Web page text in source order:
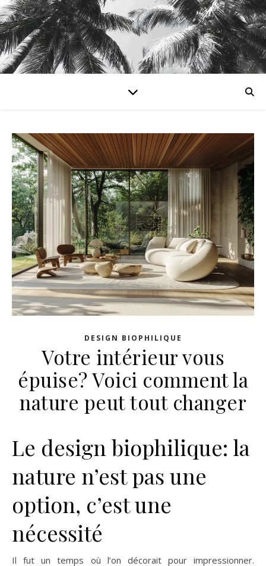
DESIGN BIOPHILIQUE
Votre intérieur vous
épuise? Voici comment la
nature peut tout changer
Le design biophilique: la
nature n’est pas une
option, c’est une
nécessité
Il fut un temps où l’on décorait pour impressionner.